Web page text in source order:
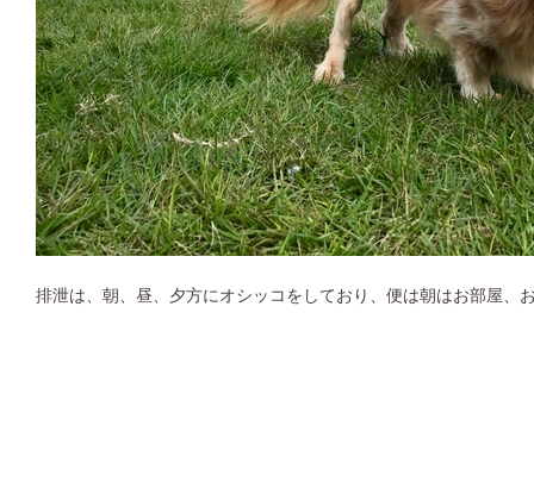
排泄は、朝、昼、夕方にオシッコをしており、便は朝はお部屋、